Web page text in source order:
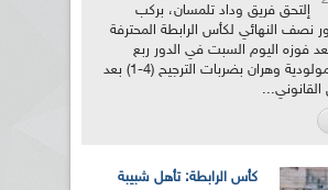
إلتحق فريق وداد تلمسان، بركب
نصف النهائي لكأس الرابطة المحترفة
فوزه اليوم السبت في الدور ربع
النهائي على مولودية وهران بضربات الترجيح (4-1) بعد
القانوني...
كأس الرابطة: تأهل شبيبة